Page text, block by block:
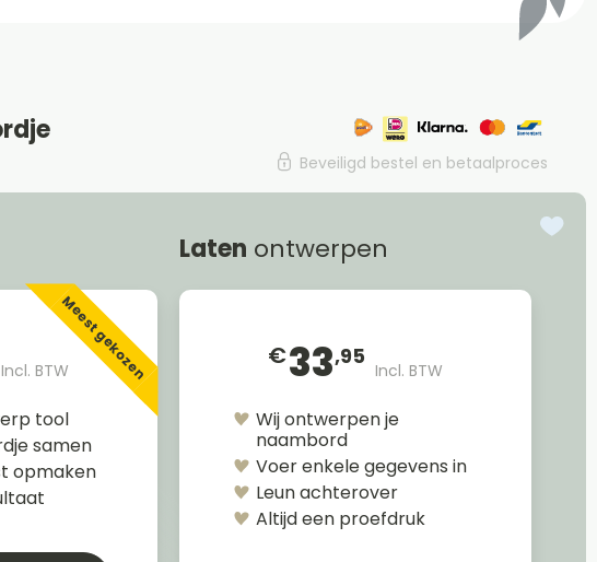
Beveiligd bestel en betaalproces
Incl. BTWMeest gekozen
tool
samen
opmaken
Laten ontwerpen
€33,95
Incl. BTW
Wij ontwerpen je
naambord
Voer enkele gegevens in
Leun achterover
Altijd een proefdruk